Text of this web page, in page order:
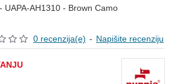
0 recenzija(e) - Napišite recenziju